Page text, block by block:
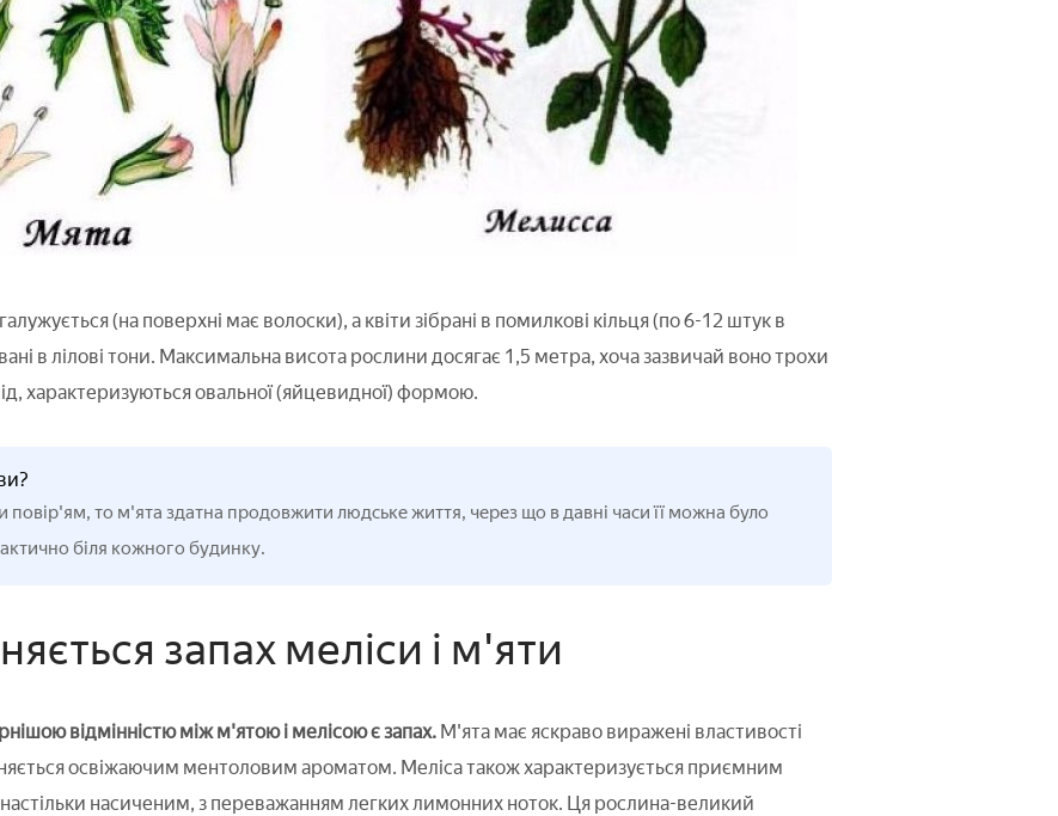
(на поверхні має волоски), а квіти зібрані в помилкові кільця (по 6-12 штук в
в лілові тони. Максимальна висота рослини досягає 1,5 метра, хоча зазвичай воно трохи
характеризуються овальної (яйцевидної) формою.
повір'ям, то м'ята здатна продовжити людське життя, через що в давні часи її можна було
біля кожного будинку.
запах меліси і м'яти
відмінністю між м'ятою і мелісою є запах.М'ята має яскраво виражені властивості
освіжаючим ментоловим ароматом. Меліса також характеризується приємним
насиченим, з переважанням легких лимонних ноток. Ця рослина-великий